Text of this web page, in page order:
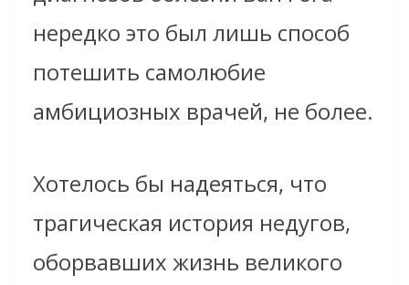
нередко это был лишь способ
потешить самолюбие
амбициозных врачей, не более.
Хотелось бы надеяться, что
трагическая история недугов,
оборвавших жизнь великого